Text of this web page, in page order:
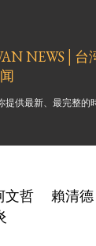
NEWS│台
提供最新、最完整的
文哲 賴清德